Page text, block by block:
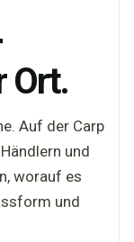
Ort.
Auf der Carp
und
worauf es
und